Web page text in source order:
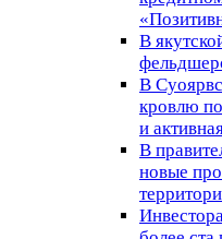
В
В
кровлю
и
В
новые